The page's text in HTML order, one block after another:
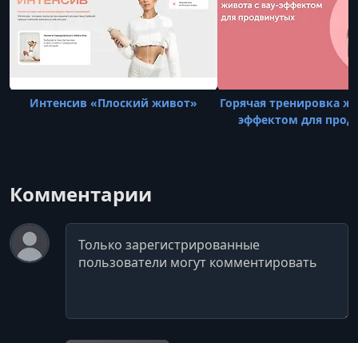
Интенсив «Плоский живот»
Горячая тренировка
эффектом для
Комментарии
Комментарий